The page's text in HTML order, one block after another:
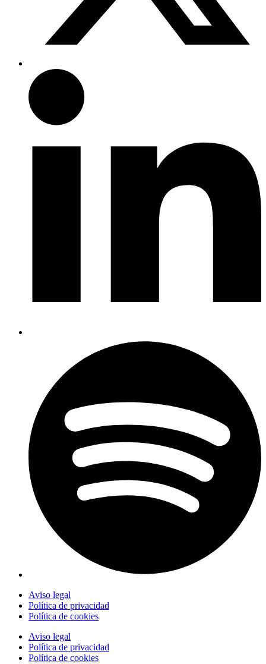
Aviso legal
Política de privacidad
Política de cookies
Aviso legal
Política de privacidad
Política de cookies